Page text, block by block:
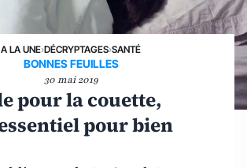
A LA UNE›DÉCRYPTAGES›SANTÉ
BONNES FEUILLES
30 mai 2019
pour la couette,
pour bien